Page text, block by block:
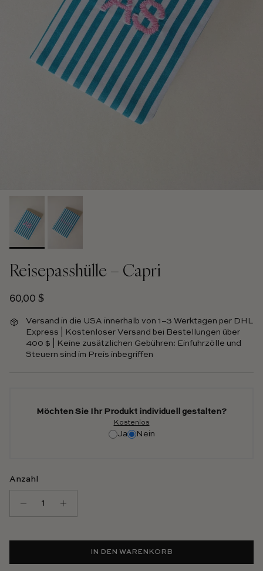
Reisepasshülle – Capri
Normalpreis
60,00 $
Versand in die USA innerhalb von 1–3 Werktagen per DHL
Express | Kostenloser Versand bei Bestellungen über
400 $ | Keine zusätzlichen Gebühren: Einfuhrzölle und
Steuern sind im Preis inbegriffen
Möchten Sie Ihr Produkt individuell gestalten?
Kostenlos
Ja Nein
Anzahl
IN DEN WARENKORB